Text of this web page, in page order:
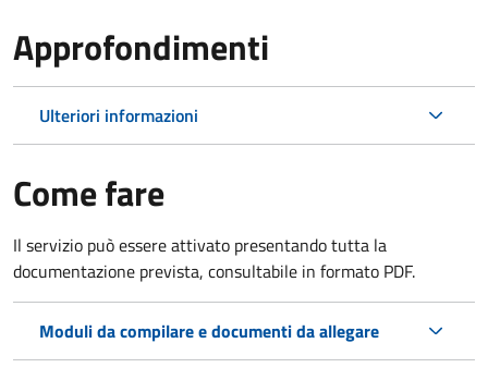
Approfondimenti
Ulteriori informazioni
Come fare
Il servizio può essere attivato presentando tutta la
documentazione prevista, consultabile in formato PDF.
Moduli da compilare e documenti da allegare